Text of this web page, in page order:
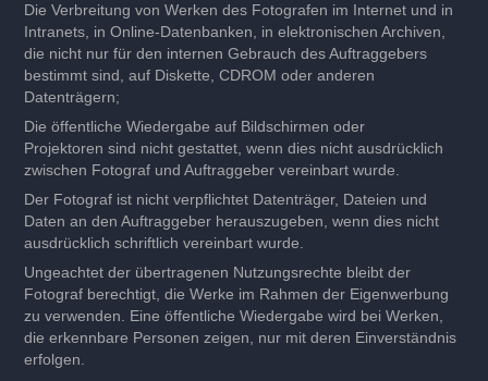
Die Verbreitung von Werken des Fotografen im Internet und in
Intranets, in Online-Datenbanken, in elektronischen Archiven,
die nicht nur für den internen Gebrauch des Auftraggebers
bestimmt sind, auf Diskette, CDROM oder anderen
Datenträgern;
Die öffentliche Wiedergabe auf Bildschirmen oder
Projektorensind nicht gestattet, wenn dies nicht ausdrücklich
zwischen Fotograf und Auftraggeber vereinbart wurde.
Der Fotograf ist nicht verpflichtet Datenträger, Dateien und
Daten an den Auftraggeber herauszugeben, wenn dies nicht
ausdrücklich schriftlich vereinbart wurde.
Ungeachtet der übertragenen Nutzungsrechte bleibt der
Fotograf berechtigt, die Werke im Rahmen der Eigenwerbung
zu verwenden. Eine öffentliche Wiedergabe wird bei Werken,
die erkennbare Personen zeigen, nur mit deren Einverständnis
erfolgen.